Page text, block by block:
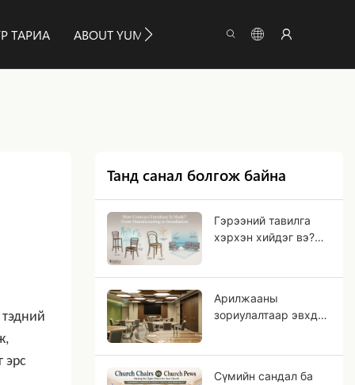
ТАРИА ABOUT YUMEYA МЭДЭЭЛЛИЙН ДҮРЭМ
эрс
Танд санал болгож байна
Гэрээний тавилга
хэрхэн хийдэг вэ?
Арилжааны
зориулалтаар эвхдэг
Сүмийн сандал ба